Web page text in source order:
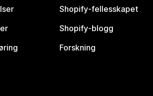
Shopify-fellesskapet
Shopify-blogg
Forskning